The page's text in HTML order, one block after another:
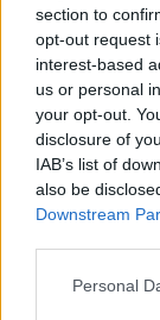
section to
opt-out request
interest-based
us or personal
your opt-out.
disclosure of
IAB’s list of
also be
Downstream
Please note
Personal
Az első